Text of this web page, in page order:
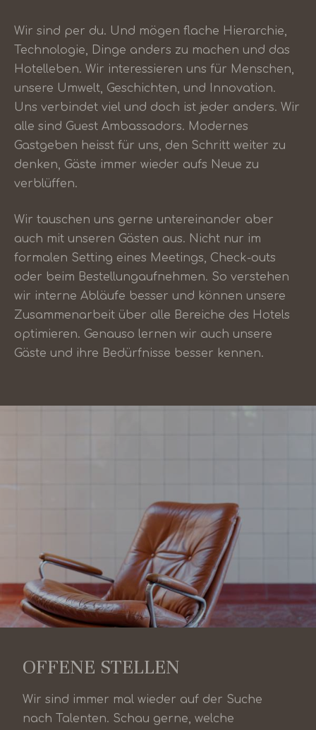
Wir sind per du. Und mögen flache Hierarchie,
Technologie, Dinge anders zu machen und das
Hotelleben. Wir interessieren uns für Menschen,
unsere Umwelt, Geschichten, und Innovation.
Uns verbindet viel und doch ist jeder anders. Wir
alle sind Guest Ambassadors. Modernes
Gastgeben heisst für uns, den Schritt weiter zu
denken, Gäste immer wieder aufs Neue zu
verblüffen.
Wir tauschen uns gerne untereinander aber
auch mit unseren Gästen aus. Nicht nur im
formalen Setting eines Meetings, Check-outs
oder beim Bestellungaufnehmen. So verstehen
wir interne Abläufe besser und können unsere
Zusammenarbeit über alle Bereiche des Hotels
optimieren. Genauso lernen wir auch unsere
Gäste und ihre Bedürfnisse besser kennen.
OFFENE STELLEN
Wir sind immer mal wieder auf der Suche
nach Talenten. Schau gerne, welche